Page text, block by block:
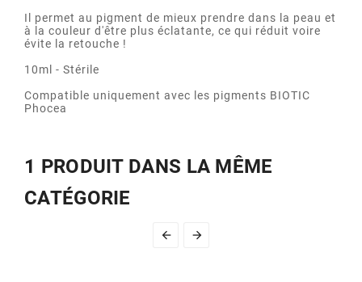
Il permet au pigment de mieux prendre dans la peau et
à la couleur d'être plus éclatante, ce qui réduit voire
évite la retouche !
10ml - Stérile
Compatible uniquement avec les pigments BIOTIC
Phocea
1 PRODUIT DANS LA MÊME
CATÉGORIE
 